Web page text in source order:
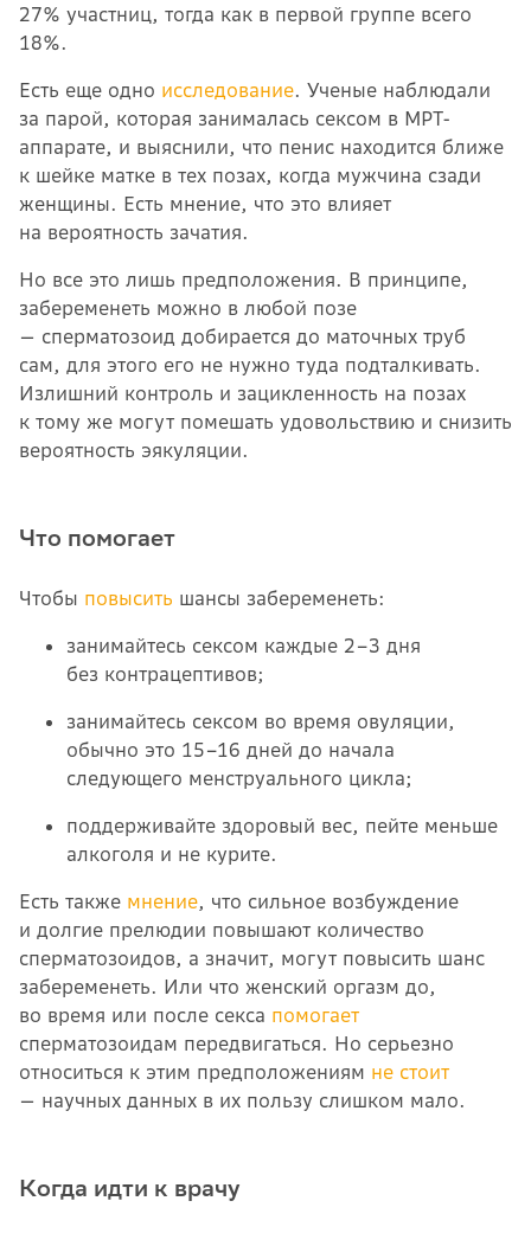
27% участниц, тогда как в первой группе всего
18%.
Есть еще одно исследование. Ученые наблюдали
за парой, которая занималась сексом в МРТ-
аппарате, и выяснили, что пенис находится ближе
к шейке матке в тех позах, когда мужчина сзади
женщины. Есть мнение, что это влияет
на вероятность зачатия.
Но все это лишь предположения. В принципе,
забеременеть можно в любой позе
— сперматозоид добирается до маточных труб
сам, для этого его не нужно туда подталкивать.
Излишний контроль и зацикленность на позах
к тому же могут помешать удовольствию и снизить
вероятность эякуляции.
Что помогает
Чтобы повысить шансы забеременеть:
занимайтесь сексом каждые 2–3 дня
без контрацептивов;
занимайтесь сексом во время овуляции,
обычно это 15–16 дней до начала
следующего менструального цикла;
поддерживайте здоровый вес, пейте меньше
алкоголя и не курите.
Есть также мнение, что сильное возбуждение
и долгие прелюдии повышают количество
сперматозоидов, а значит, могут повысить шанс
забеременеть. Или что женский оргазм до,
во время или после секса помогает
сперматозоидам передвигаться. Но серьезно
относиться к этим предположениям не стоит
— научных данных в их пользу слишком мало.
Когда идти к врачу